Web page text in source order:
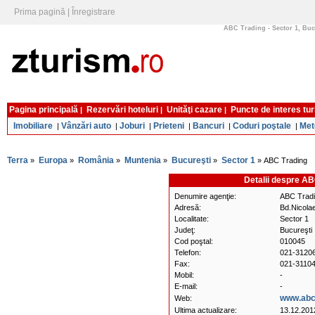
Prima pagină Înregistrare
ABC Trading - Sector 1,
Pagina principală | Rezervări hoteluri | Unităţi cazare |
Puncte de interes
Imobiliare | Vânzări auto | Joburi | Prieteni | Bancuri | Coduri poştale |
Terra » Europa » România » Muntenia » Bucureşti » Sector 1 » ABC Trading
Detalii despre
Denumire agenţie:
ABC
Adresă:
Localitate:
Sector 1
Judeţ:
Bucureşti
Cod poştal:
010045
Telefon:
021-
Fax:
021-
Mobil:
-
E-mail:
-
Web:
Ultima actualizare: